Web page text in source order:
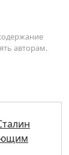
авторам.